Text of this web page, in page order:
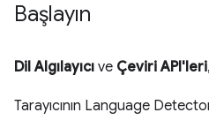
Başlayın
Dil Algılayıcı ve Çeviri API'leri
Tarayıcının Language